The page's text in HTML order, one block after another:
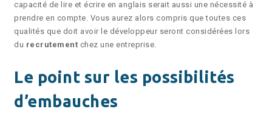
capacité de lire et écrire en anglais serait aussi une nécessité à
prendre en compte. Vous aurez alors compris que toutes ces
qualités que doit avoir le développeur seront considérées lors
du recrutement chez une entreprise.
Le point sur les possibilités
d’embauches